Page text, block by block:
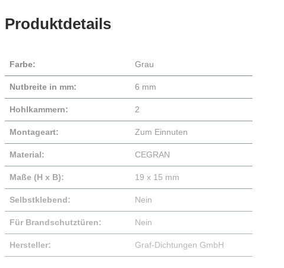
Produktdetails
Farbe: Grau
Nutbreite in mm: 6 mm
Hohlkammern: 2
Montageart: Zum Einnuten
Material: CEGRAN
Maße (H x B): 19 x 15 mm
Selbstklebend: Nein
Für Brandschutztüren: Nein
Hersteller: Graf-Dichtungen GmbH